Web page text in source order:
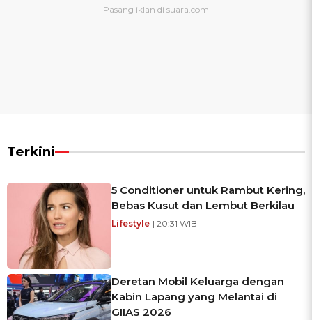
Terkini
5 Conditioner untuk Rambut Kering,
Bebas Kusut dan Lembut Berkilau
Lifestyle | 20:31 WIB
Deretan Mobil Keluarga dengan
Kabin Lapang yang Melantai di
GIIAS 2026